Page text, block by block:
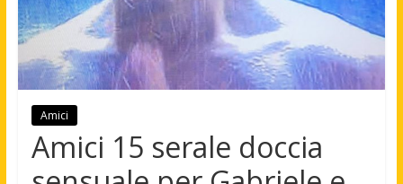
Amici
Amici 15 serale doccia